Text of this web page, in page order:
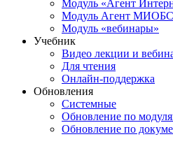
Модуль «Агент
Модуль Агент МИОБС
Модуль «вебинары»
Учебник
Видео лекции и
Для чтения
Онлайн-поддержка
Обновления
Системные
Обновление по
Обновление по